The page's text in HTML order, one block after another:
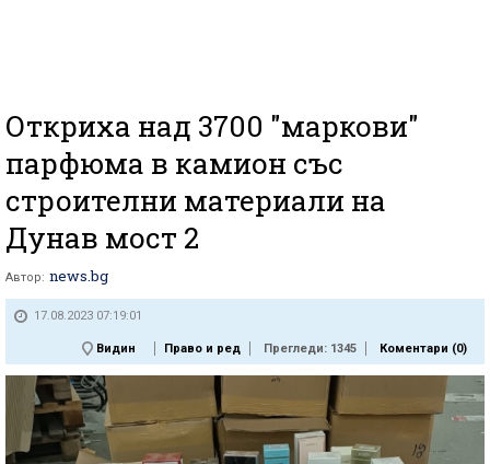
Откриха над 3700 "маркови"
парфюма в камион със
строителни материали на
Дунав мост 2
Автор: news.bg
17.08.2023 07:19:01
Видин Право и ред Прегледи: 1345 Коментари (0)